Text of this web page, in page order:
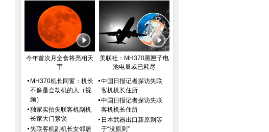
今年首次月全食将亮相天
宇
美联社：MH370黑匣子电
池电量或已耗尽
MH370机长同窗：机长
不像是会劫机的人（视
频）
独家实拍失联客机副机
长家大门紧锁
失联客机副机长女邻居
中国日报记者探访失联
客机机长住所
中国日报记者探访失联
客机机长住所
日本武器出口新原则等
于“没原则”